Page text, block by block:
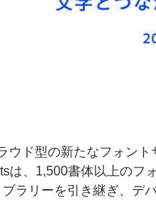
ウド型の新たなフォン
は、1,500書体以上のフ
ラリーを引き継ぎ、デ